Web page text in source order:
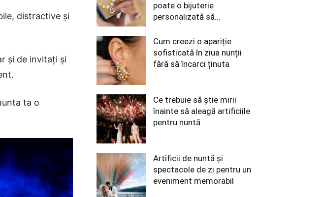
distractive și
și de invitați și
ta o
poate o bijuterie
personalizată să...
Cum creezi o apariție
sofisticată în ziua nunții
fără să încarci ținuta
Ce trebuie să știe mirii
înainte să aleagă artificiile
pentru nuntă
Artificii de nuntă și
spectacole de zi pentru un
eveniment memorabil